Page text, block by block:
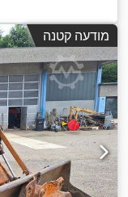
מודעה קטנה